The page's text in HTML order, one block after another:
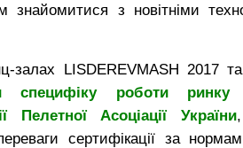
знайомитися з новітніми
залах LISDEREVMASH 2017
специфіку роботи
Пелетної Асоціації України
сертифікації за